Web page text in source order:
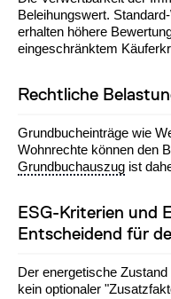
Beleihungswert.
erhalten höhere
eingeschränktem
Rechtliche
Grundbucheinträge wie
Wohnrechte können den
Grundbuchauszug ist
ESG-Kriterien und
Entscheidend für
Der energetische
kein optionaler